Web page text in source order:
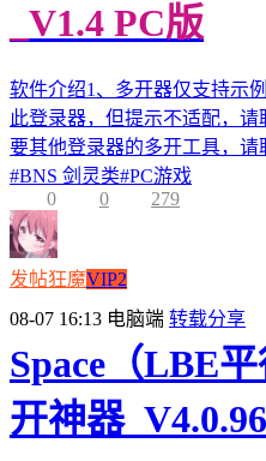
_V1.4 PC版
软件介绍1、多开器仅支持示
此登录器，但提示不适配，
要其他登录器的多开工具，
#BNS 剑灵类#PC游戏
0
0 279
发帖狂魔VIP2
08-07 16:13 电脑端 转载分享
Space（LBE
开神器